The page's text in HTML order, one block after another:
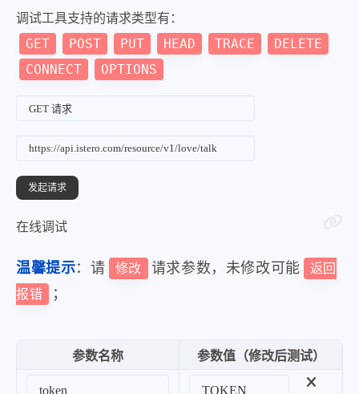
调试工具支持的请求类型有：
GET POST PUT HEAD TRACE
DELETE
CONNECT
OPTIONS
在线调试
温馨提示：请 修改 请求参数，未修改可能
返回
报错
；
参数名称 参数值（修改后测试）